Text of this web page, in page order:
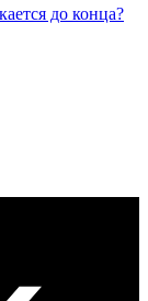
до конца?